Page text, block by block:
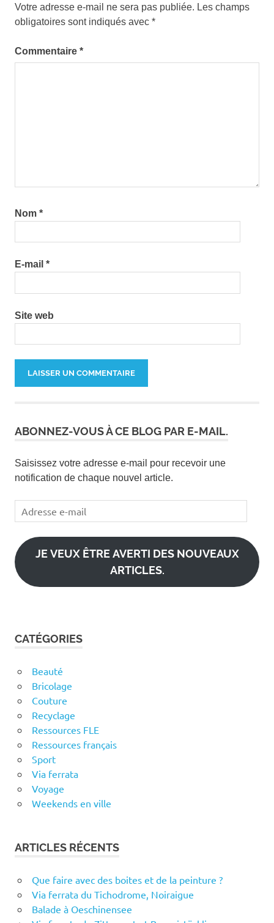
Votre adresse e-mail ne sera pas publiée. Les champs
obligatoires sont indiqués avec *
Commentaire *
Nom *
E-mail *
Site web
ABONNEZ-VOUS À CE BLOG PAR E-MAIL.
Saisissez votre adresse e-mail pour recevoir une
notification de chaque nouvel article.
Adresse
e-
mail
JE VEUX ÊTRE AVERTI DES NOUVEAUX
ARTICLES.
CATÉGORIES
Beauté
Bricolage
Couture
Recyclage
Ressources FLE
Ressources français
Sport
Via ferrata
Voyage
Weekends en ville
ARTICLES RÉCENTS
Que faire avec des boites et de la peinture ?
Via ferrata du Tichodrome, Noiraigue
Balade à Oeschinensee